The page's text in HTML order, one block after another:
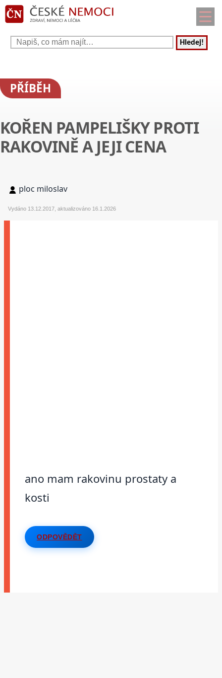
Hledej!
PŘÍBĚH
KOŘEN PAMPELIŠKY PROTI
RAKOVINĚ A JEJI CENA
ploc miloslav
Vydáno 13.12.2017, aktualizováno 16.1.2026
ano mam rakovinu prostaty a
kosti
ODPOVĚDĚT